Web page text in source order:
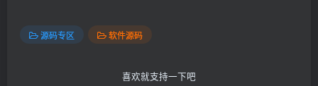
源码专区 软件源码
喜欢就支持一下吧